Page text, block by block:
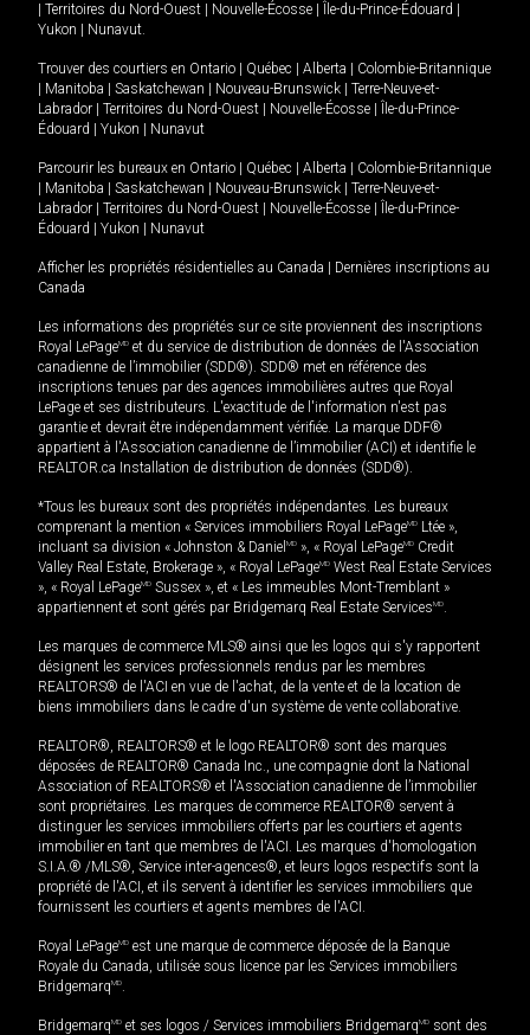
Territoires du Nord-Ouest Nouvelle-Écosse Île-du-Prince-Édouard
Yukon
Nunavut.
Trouver des courtiers en Ontario Québec Alberta
Colombie-Britannique
Manitoba Saskatchewan Nouveau-Brunswick
Terre-Neuve-et-
Labrador
Territoires du Nord-Ouest Nouvelle-Écosse
Île-du-Prince-
Édouard
Yukon Nunavut
Parcourir les bureaux en Ontario Québec Alberta
Colombie-Britannique
Manitoba Saskatchewan Nouveau-Brunswick
Terre-Neuve-et-
Labrador
Territoires du Nord-Ouest Nouvelle-Écosse
Île-du-Prince-
Édouard
Yukon Nunavut
Afficher les propriétés résidentielles au Canada
Dernières inscriptions au
Canada
Les informations des propriétés sur ce site proviennent des inscriptions
Royal LePageMD et du service de distribution de données de l'Association
canadienne de l’immobilier (SDD®). SDD® met en référence des
inscriptions tenues par des agences immobilières autres que Royal
LePage et ses distributeurs. L'exactitude de l'information n'est pas
garantie et devrait être indépendamment vérifiée. La marque DDF®
appartient à l'Association canadienne de l’immobilier (ACI) et identifie le
REALTOR.ca Installation de distribution de données (SDD®).
*Tous les bureaux sont des propriétés indépendantes. Les bureaux
comprenant la mention « Services immobiliers Royal LePageMD Ltée »,
incluant sa division « Johnston & Daniel MD », « Royal LePageMD Credit
Valley Real Estate, Brokerage », « Royal LePageMD West Real Estate Services
», « Royal LePageMD Sussex », et « Les immeubles Mont-Tremblant »
appartiennent et sont gérés par Bridgemarq Real Estate ServicesMD.
Les marques de commerce MLS® ainsi que les logos qui s'y rapportent
désignent les services professionnels rendus par les membres
REALTORS® de l'ACI en vue de l'achat, de la vente et de la location de
biens immobiliers dans le cadre d'un système de vente collaborative.
REALTOR®, REALTORS® et le logo REALTOR® sont des marques
déposées de REALTOR® Canada Inc., une compagnie dont la National
Association of REALTORS® et l'Association canadienne de l’immobilier
sont propriétaires. Les marques de commerce REALTOR® servent à
distinguer les services immobiliers offerts par les courtiers et agents
immobilier en tant que membres de l'ACI. Les marques d'homologation
S.I.A.® /MLS®, Service inter-agences®, et leurs logos respectifs sont la
propriété de l'ACI, et ils servent à identifier les services immobiliers que
fournissent les courtiers et agents membres de l'ACI.
Royal LePageMD est une marque de commerce déposée de la Banque
Royale du Canada, utilisée sous licence par les Services immobiliers
BridgemarqMD.
BridgemarqMD et ses logos / Services immobiliers BridgemarqMD sont des